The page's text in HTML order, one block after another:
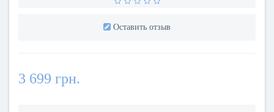
Оставить отзыв
3 699 грн.